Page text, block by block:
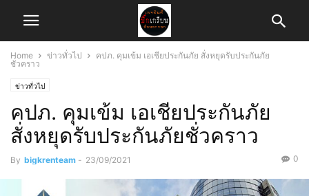
Home ข่าวทั่วไป
คปภ. คุมเข้ม เอเชียประกันภัย สั่งหยุดรับประกันภัย
ชั่วคราว
ข่าวทั่วไป
คปภ. คุมเข้ม เอเชียประกันภัย
สั่งหยุดรับประกันภัยชั่วคราว
By bigkrenteam - 23/09/2021 0